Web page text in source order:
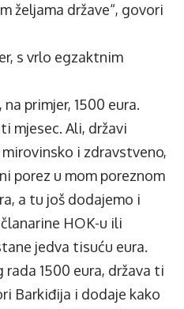
željama države“, govori
s vrlo egzaktnim
primjer, 1500 eura.
mjesec. Ali, državi
i zdravstveno,
porez u mom poreznom
a tu još dodajemo i
HOK-u ili
jedva tisuću eura.
1500 eura, država ti
Barkiđija i dodaje kako